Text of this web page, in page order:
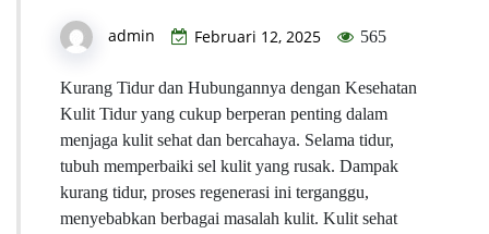
admin Februari 12, 2025 565
Kurang Tidur dan Hubungannya dengan Kesehatan
Kulit Tidur yang cukup berperan penting dalam
menjaga kulit sehat dan bercahaya. Selama tidur,
tubuh memperbaiki sel kulit yang rusak. Dampak
kurang tidur, proses regenerasi ini terganggu,
menyebabkan berbagai masalah kulit. Kulit sehat